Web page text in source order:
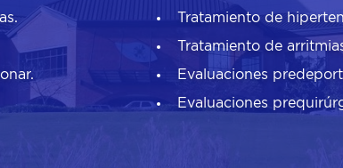
Tratamiento de
Tratamiento de
Evaluaciones
Evaluaciones